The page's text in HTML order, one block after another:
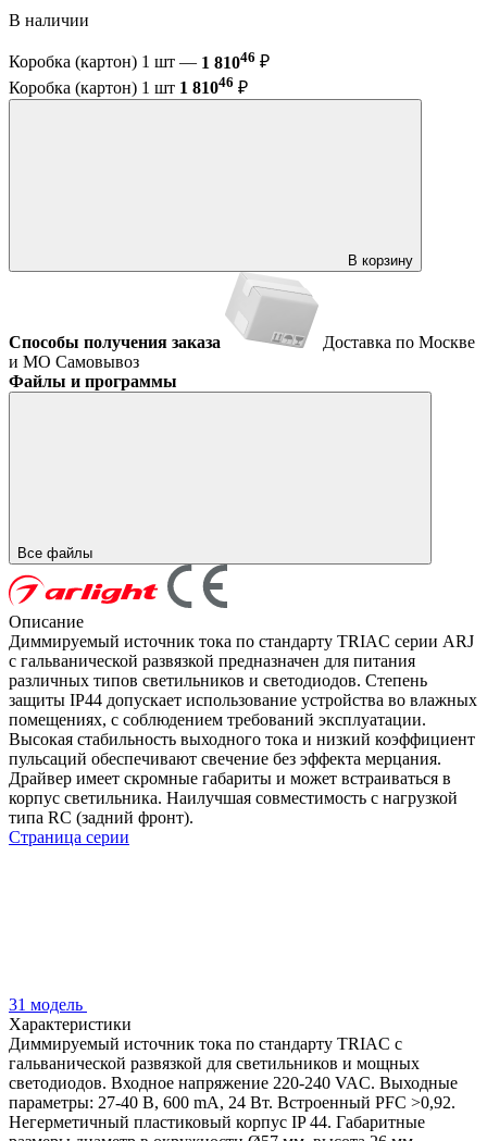
В наличии
Коробка (картон) 1 шт — 1 81046 ₽
Коробка (картон) 1 шт 1 81046 ₽
В корзину
Способы получения заказа
Доставка по Москве
и МО Самовывоз
Файлы и программы
Все файлы
Описание
Диммируемый источник тока по стандарту TRIAC серии ARJ
с гальванической развязкой предназначен для питания
различных типов светильников и светодиодов. Степень
защиты IP44 допускает использование устройства во влажных
помещениях, с соблюдением требований эксплуатации.
Высокая стабильность выходного тока и низкий коэффициент
пульсаций обеспечивают свечение без эффекта мерцания.
Драйвер имеет скромные габариты и может встраиваться в
корпус светильника. Наилучшая совместимость с нагрузкой
типа RC (задний фронт).
Страница серии
31 модель
Характеристики
Диммируемый источник тока по стандарту TRIAC с
гальванической развязкой для светильников и мощных
светодиодов. Входное напряжение 220-240 VAC. Выходные
параметры: 27-40 В, 600 mА, 24 Вт. Встроенный PFC >0,92.
Негерметичный пластиковый корпус IP 44. Габаритные